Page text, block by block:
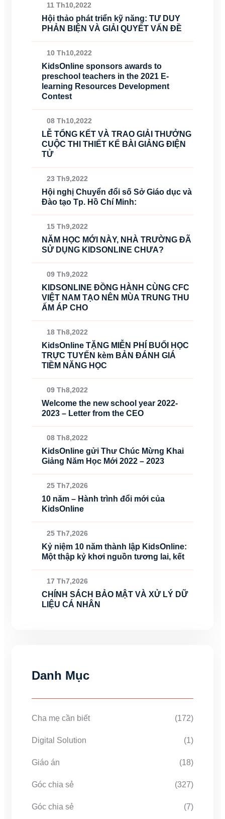
11 Th10,2022
Hội thảo phát triển kỹ năng: TƯ DUY
PHẢN BIỆN VÀ GIẢI QUYẾT VẤN ĐỀ
10 Th10,2022
KidsOnline sponsors awards to
preschool teachers in the 2021 E-
learning Resources Development
Contest
08 Th10,2022
LỄ TỔNG KẾT VÀ TRAO GIẢI THƯỞNG
CUỘC THI THIẾT KẾ BÀI GIẢNG ĐIỆN
TỬ
23 Th9,2022
Hội nghị Chuyển đổi số Sở Giáo dục và
Đào tạo Tp. Hồ Chí Minh:
15 Th9,2022
NĂM HỌC MỚI NÀY, NHÀ TRƯỜNG ĐÃ
SỬ DỤNG KIDSONLINE CHƯA?
09 Th9,2022
KIDSONLINE ĐỒNG HÀNH CÙNG CFC
VIỆT NAM TẠO NÊN MÙA TRUNG THU
ẤM ÁP CHO
18 Th8,2022
KidsOnline TẶNG MIỄN PHÍ BUỔI HỌC
TRỰC TUYẾN kèm BẢN ĐÁNH GIÁ
TIỀM NĂNG HỌC
09 Th8,2022
Welcome the new school year 2022-
2023 – Letter from the CEO
08 Th8,2022
KidsOnline gửi Thư Chúc Mừng Khai
Giảng Năm Học Mới 2022 – 2023
25 Th7,2026
10 năm – Hành trình đổi mới của
KidsOnline
25 Th7,2026
Kỷ niệm 10 năm thành lập KidsOnline:
Một thập kỷ khơi nguồn tương lai, kết
17 Th7,2026
CHÍNH SÁCH BẢO MẬT VÀ XỬ LÝ DỮ
LIỆU CÁ NHÂN
Danh Mục
Cha mẹ cần biết (172)
Digital Solution (1)
Giáo án (18)
Góc chia sẻ (327)
Góc chia sẻ (7)